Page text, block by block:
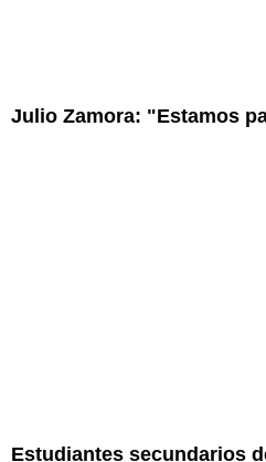
Julio Zamora: "Estamos
Estudiantes secundarios